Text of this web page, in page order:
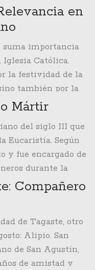
en
suma importancia
Iglesia Católica.
la festividad de la
también por la
que, a lo largo
que es el
vidas y obras de
a nuestro pasado
Mártir
del siglo III que
Eucaristía. Según
y fue encargado de
durante la
Roma. En el
grupo de paganos
lo que llevaba.
la consagración
santo símbolo de
Compañero
de Tagaste, otro
Alipio. San
de San Agustín,
de amistad y